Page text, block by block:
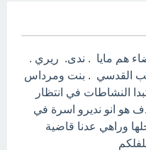
هم مايا . ندى. ريري .
القدسي . بنت ومرداس
النشاطات في انتظار
هو انو نديرو اسرة في
وراهي عدنا قاضية